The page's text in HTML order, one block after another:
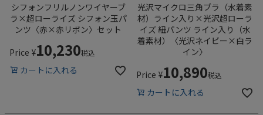
シフォンフリルノンワイヤーブ
ラ×超ローライズ シフォン玉パ
ンツ〈赤×赤リボン〉セット
Price ¥10,230税込
カートに入れる
光沢マイクロ三角ブラ（水着素
材）ライン入り×光沢超ローラ
イズ 紐パンツ ライン入り（水
着素材）〈光沢ネイビー×白ラ
イン〉
Price ¥10,890税込
カートに入れる